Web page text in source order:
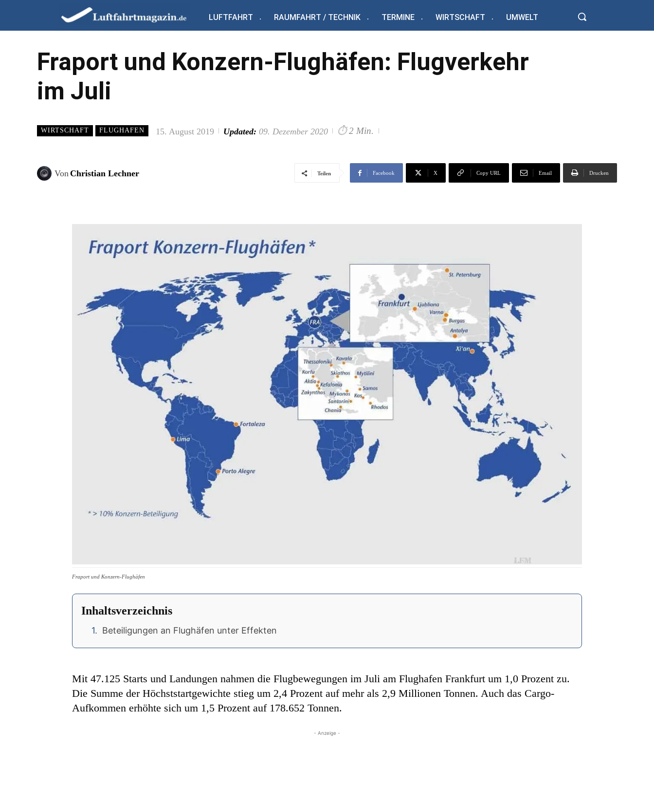
LUFTFAHRT RAUMFAHRT / TECHNIK TERMINE WIRTSCHAFT UMWELT
Fraport und Konzern-Flughäfen: Flugverkehr
im Juli
WIRTSCHAFT FLUGHAFEN 15. August 2019 Updated: 09. Dezember 2020 ⏱ 2 Min.
VonChristian Lechner Teilen Facebook X Copy URL Email Drucken
Fraport und Konzern-Flughäfen
Inhaltsverzeichnis
Beteiligungen an Flughäfen unter Effekten
Mit 47.125 Starts und Landungen nahmen die Flugbewegungen im Juli am Flughafen Frankfurt um 1,0 Prozent zu.
Die Summe der Höchststartgewichte stieg um 2,4 Prozent auf mehr als 2,9 Millionen Tonnen. Auch das Cargo-
Aufkommen erhöhte sich um 1,5 Prozent auf 178.652 Tonnen.
- Anzeige -